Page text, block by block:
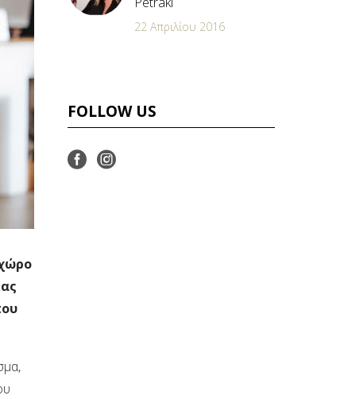
22 Απριλίου 2016
FOLLOW US